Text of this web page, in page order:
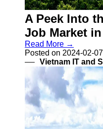
Business
Vietnam
Vietnamese
Manufacturing
Industries
Banking and
Finance in
Vietnam
Vietnamese
Startups and
Entrepreneurship
A Peek Into
Job Market
Read More →
Posted on 2024-02-
Vietnam IT and